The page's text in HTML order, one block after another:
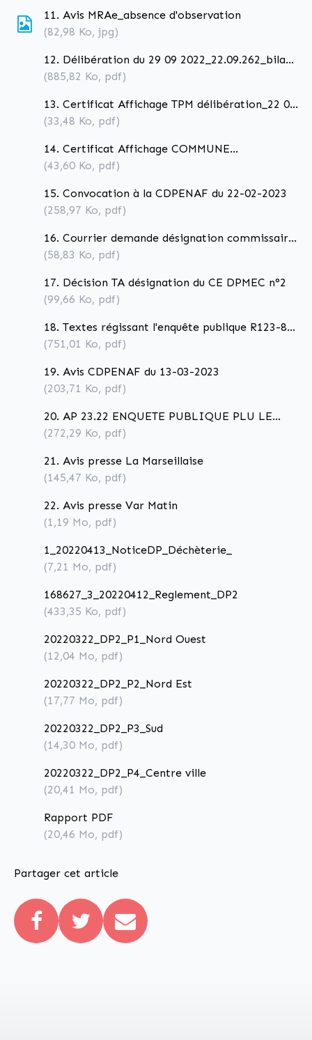
11. Avis MRAe_absence d'observation
(82,98 Ko, jpg)
12. Délibération du 29 09 2022_22.09.262_bilan
concertation
(885,82 Ko, pdf)
13. Certificat Affichage TPM délibération_22 09
262_bilan concertation
(33,48 Ko, pdf)
14. Certificat Affichage COMMUNE
délibération_22 09 262_bilan concertation
(43,60 Ko, pdf)
15. Convocation à la CDPENAF du 22-02-2023
(258,97 Ko, pdf)
16. Courrier demande désignation commissaire
enqueteur n°33-2023
(58,83 Ko, pdf)
17. Décision TA désignation du CE DPMEC n°2
(99,66 Ko, pdf)
18. Textes régissant l'enquête publique R123-8
CE
(751,01 Ko, pdf)
19. Avis CDPENAF du 13-03-2023
(203,71 Ko, pdf)
20. AP 23.22 ENQUETE PUBLIQUE PLU LE
PRADET
(272,29 Ko, pdf)
21. Avis presse La Marseillaise
(145,47 Ko, pdf)
22. Avis presse Var Matin
(1,19 Mo, pdf)
1_20220413_NoticeDP_Déchèterie_
(7,21 Mo, pdf)
168627_3_20220412_Reglement_DP2
(433,35 Ko, pdf)
20220322_DP2_P1_Nord Ouest
(12,04 Mo, pdf)
20220322_DP2_P2_Nord Est
(17,77 Mo, pdf)
20220322_DP2_P3_Sud
(14,30 Mo, pdf)
20220322_DP2_P4_Centre ville
(20,41 Mo, pdf)
Rapport PDF
(20,46 Mo, pdf)
Partager cet article